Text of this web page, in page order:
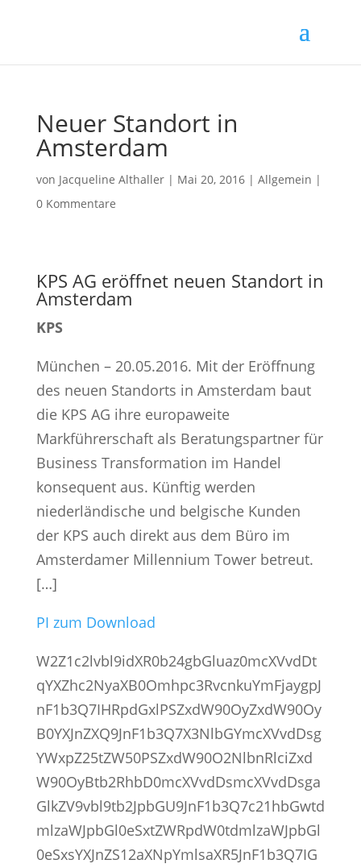
Neuer Standort in
Amsterdam
von Jacqueline Althaller| Mai 20, 2016| Allgemein |
0 Kommentare
KPS AG eröffnet neuen Standort in
Amsterdam
KPS
München – 20.05.2016. Mit der Eröffnung
des neuen Standorts in Amsterdam baut
die KPS AG ihre europaweite
Markführerschaft als Beratungspartner für
Business Transformation im Handel
konsequent aus. Künftig werden
niederländische und belgische Kunden
der KPS auch direkt aus dem Büro im
Amsterdamer Millennium Tower betreut.
[…]
PI zum Download
W2Z1c2lvbl9idXR0b24gbGluaz0mcXVvdDt
qYXZhc2NyaXB0Omhpc3RvcnkuYmFjaygpJ
nF1b3Q7IHRpdGxlPSZxdW90OyZxdW90Oy
B0YXJnZXQ9JnF1b3Q7X3NlbGYmcXVvdDsg
YWxpZ25tZW50PSZxdW90O2NlbnRlciZxd
W90OyBtb2RhbD0mcXVvdDsmcXVvdDsga
GlkZV9vbl9tb2JpbGU9JnF1b3Q7c21hbGwtd
mlzaWJpbGl0eSxtZWRpdW0tdmlzaWJpbGl
0eSxsYXJnZS12aXNpYmlsaXR5JnF1b3Q7IG